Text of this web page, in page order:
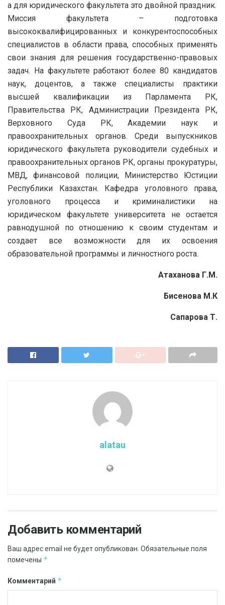
а для юридического факультета это двойной праздник.
Миссия факультета – подготовка
высококвалифицированных и конкурентоспособных
специалистов в области права, способных применять
свои знания для решения государственно-правовых
задач. На факультете работают более 80 кандидатов
наук, доцентов, а также специалисты практики
высшей квалификации из Парламента РК,
Правительства РК, Администрации Президента РК,
Верховного Суда РК, Академии наук и
правоохранительных органов. Среди выпускников
юридического факультета руководители судебных и
правоохранительных органов РК, органы прокуратуры,
МВД, финансовой полиции, Министерство Юстиции
Республики Казахстан. Кафедра уголовного права,
уголовного процесса и криминалистики на
юридическом факультете университета не остается
равнодушной по отношению к своим студентам и
создает все возможности для их освоения
образовательной программы и личностного роста.
Атаханова Г.М.
Бисенова М.К
Сапарова Т.
alatau
Добавить комментарий
Ваш адрес email не будет опубликован. Обязательные поля
помечены *
Комментарий *